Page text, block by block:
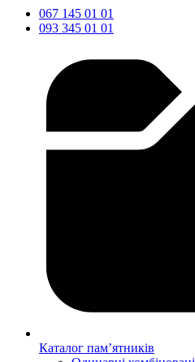
067 145 01 01
093 345 01 01
Каталог пам’ятників